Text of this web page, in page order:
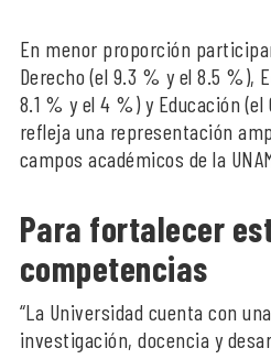
En menor proporción
Derecho (el 9.3 % y el 8.5 %),
8.1 % y el 4 %) y Educación (el
refleja una representación
campos académicos de la
Para fortalecer
competencias
“La Universidad cuenta con
investigación, docencia y